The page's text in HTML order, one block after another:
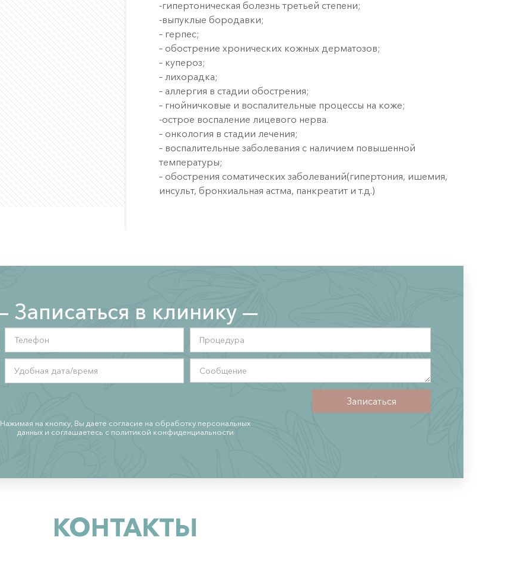
-гипертоническая болезнь третьей степени;
-выпуклые бородавки;
– герпес;
– обострение хронических кожных дерматозов;
– купероз;
– лихорадка;
– аллергия в стадии обострения;
– гнойничковые и воспалительные процессы на коже;
-острое воспаление лицевого нерва.
– онкология в стадии лечения;
– воспалительные заболевания с наличием повышенной
температуры;
– обострения соматических заболеваний(гипертония, ишемия,
инсульт, бронхиальная астма, панкреатит и т.д.)
Записаться в клинику
Телефон
*
Процедура
*
Сообщение
Записаться
Нажимая на кнопку, Вы даете согласие на обработку персональных
данных и соглашаетесь c политикой конфиденциальности
КОНТАКТЫ